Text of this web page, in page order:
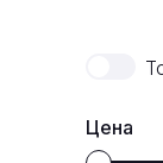
Цена